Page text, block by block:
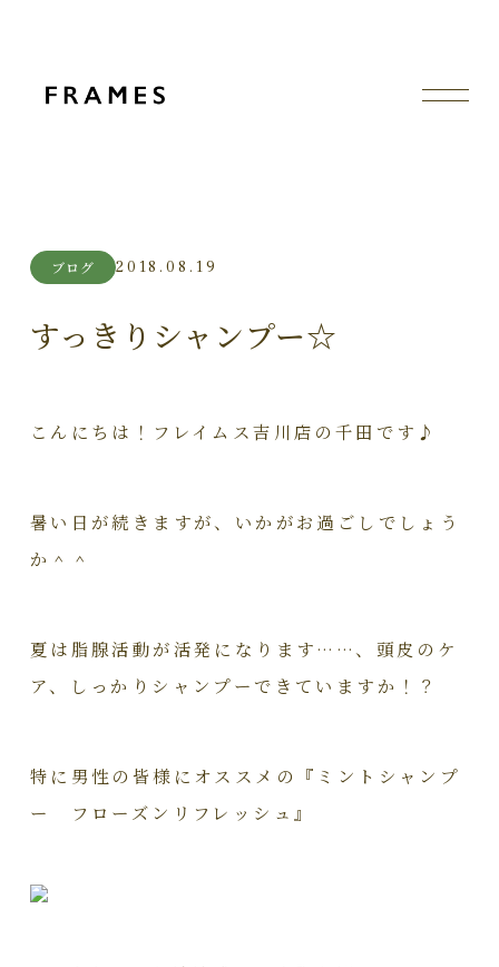
ブログ 2018.08.19
すっきりシャンプー☆
こんにちは！フレイムス吉川店の千田です♪
暑い日が続きますが、いかがお過ごしでしょう
か＾＾
夏は脂腺活動が活発になります……、頭皮のケ
ア、しっかりシャンプーできていますか！？
特に男性の皆様にオススメの『ミントシャンプ
ー フローズンリフレッシュ』